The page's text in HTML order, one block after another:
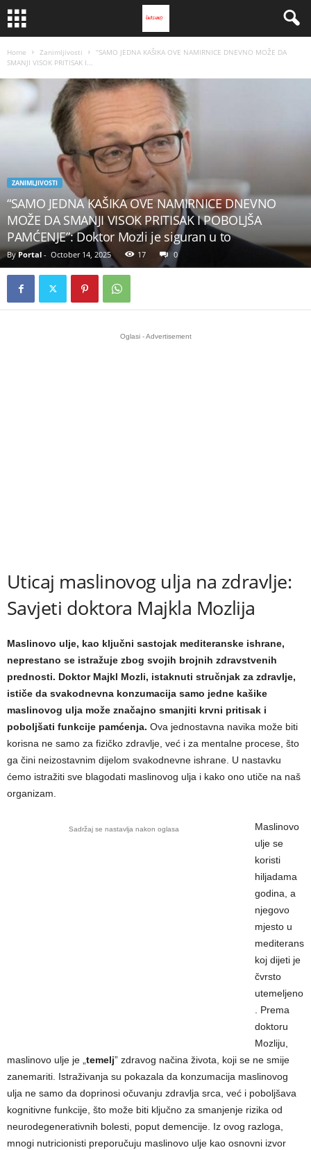
Home Zanimljivosti
“SAMO JEDNA KAŠIKA OVE NAMIRNICE DNEVNO MOŽE DA
SMANJI VISOK PRITISAK I...
ZANIMLJIVOSTI
“SAMO JEDNA KAŠIKA OVE NAMIRNICE DNEVNO
MOŽE DA SMANJI VISOK PRITISAK I POBOLJŠA
PAMĆENJE”: Doktor Mozli je siguran u to
By Portal - October 14, 2025 17 0
Oglasi - Advertisement
Uticaj maslinovog ulja na zdravlje:
Savjeti doktora Majkla Mozlija
Maslinovo ulje, kao ključni sastojak mediteranske ishrane,
neprestano se istražuje zbog svojih brojnih zdravstvenih
prednosti. Doktor Majkl Mozli, istaknuti stručnjak za zdravlje,
ističe da svakodnevna konzumacija samo jedne kašike
maslinovog ulja može značajno smanjiti krvni pritisak i
poboljšati funkcije pamćenja. Ova jednostavna navika može biti
korisna ne samo za fizičko zdravlje, već i za mentalne procese, što
ga čini neizostavnim dijelom svakodnevne ishrane. U nastavku
ćemo istražiti sve blagodati maslinovog ulja i kako ono utiče na naš
organizam.
Sadržaj se nastavlja nakon oglasa
Maslinovo
ulje se
koristi
hiljadama
godina, a
njegovo
mjesto u
mediterans
koj dijeti je
čvrsto
utemeljeno
. Prema
doktoru
Mozliju,
maslinovo ulje je „ temelj” zdravog načina života, koji se ne smije
zanemariti. Istraživanja su pokazala da konzumacija maslinovog
ulja ne samo da doprinosi očuvanju zdravlja srca, već i poboljšava
kognitivne funkcije, što može biti ključno za smanjenje rizika od
neurodegenerativnih bolesti, poput demencije. Iz ovog razloga,
mnogi nutricionisti preporučuju maslinovo ulje kao osnovni izvor